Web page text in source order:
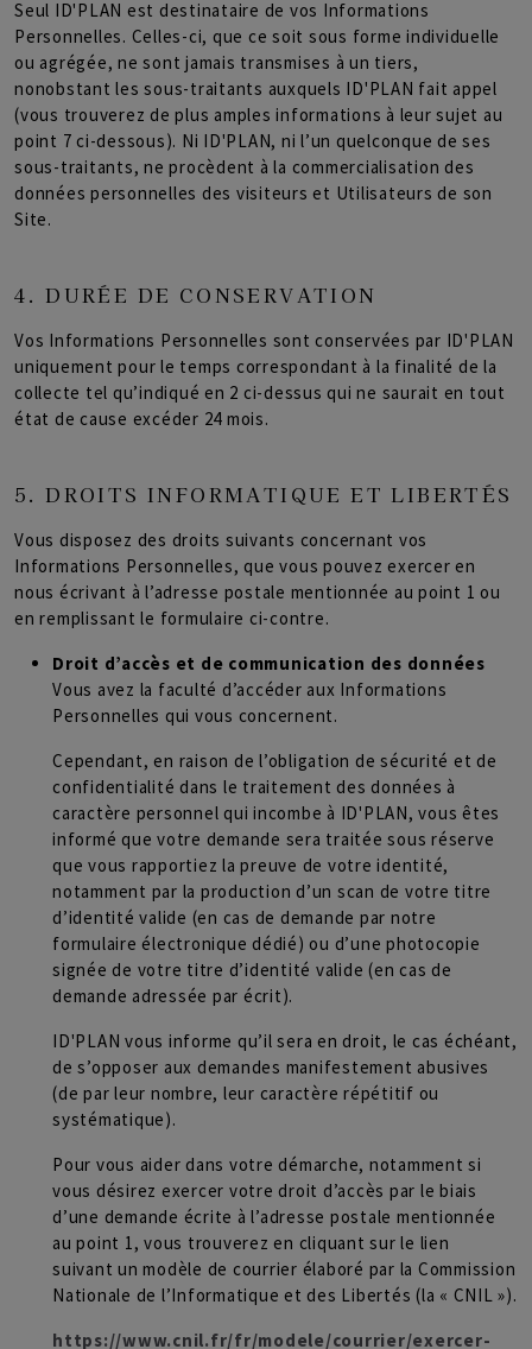
Seul ID'PLAN est destinataire de vos Informations
Personnelles. Celles-ci, que ce soit sous forme individuelle
ou agrégée, ne sont jamais transmises à un tiers,
nonobstant les sous-traitants auxquels ID'PLAN fait appel
(vous trouverez de plus amples informations à leur sujet au
point 7 ci-dessous). Ni ID'PLAN, ni l’un quelconque de ses
sous-traitants, ne procèdent à la commercialisation des
données personnelles des visiteurs et Utilisateurs de son
Site.
4. DURÉE DE CONSERVATION
Vos Informations Personnelles sont conservées par ID'PLAN
uniquement pour le temps correspondant à la finalité de la
collecte tel qu’indiqué en 2 ci-dessus qui ne saurait en tout
état de cause excéder 24 mois.
5. DROITS INFORMATIQUE ET LIBERTÉS
Vous disposez des droits suivants concernant vos
Informations Personnelles, que vous pouvez exercer en
nous écrivant à l’adresse postale mentionnée au point 1 ou
en remplissant le formulaire ci-contre.
Droit d’accès et de communication des données
Vous avez la faculté d’accéder aux Informations
Personnelles qui vous concernent.
Cependant, en raison de l’obligation de sécurité et de
confidentialité dans le traitement des données à
caractère personnel qui incombe à ID'PLAN, vous êtes
informé que votre demande sera traitée sous réserve
que vous rapportiez la preuve de votre identité,
notamment par la production d’un scan de votre titre
d’identité valide (en cas de demande par notre
formulaire électronique dédié) ou d’une photocopie
signée de votre titre d’identité valide (en cas de
demande adressée par écrit).
ID'PLAN vous informe qu’il sera en droit, le cas échéant,
de s’opposer aux demandes manifestement abusives
(de par leur nombre, leur caractère répétitif ou
systématique).
Pour vous aider dans votre démarche, notamment si
vous désirez exercer votre droit d’accès par le biais
d’une demande écrite à l’adresse postale mentionnée
au point 1, vous trouverez en cliquant sur le lien
suivant un modèle de courrier élaboré par la Commission
Nationale de l’Informatique et des Libertés (la « CNIL »).
https://www.cnil.fr/fr/modele/courrier/exercer-